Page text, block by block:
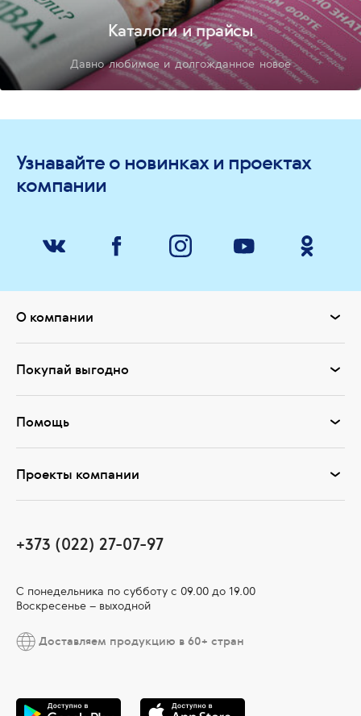
Каталоги и прайсы
Давно любимое и долгожданное новое
Узнавайте о новинках и проектах
компании
О компании
Покупай выгодно
Помощь
Проекты компании
+373 (022) 27-07-97
С понедельника по субботу с 09.00 до 19.00
Воскресенье – выходной
Доставляем продукцию в 60+ стран